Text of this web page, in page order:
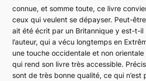
connue, et somme toute, ce livre
ceux qui veulent se dépayser. Peut-
ait été écrit par un Britannique y est-t-il
l’auteur, qui a vécu longtemps en
une touche occidentale et non
qui rend son livre très accessible.
sont de très bonne qualité, ce qui n’est